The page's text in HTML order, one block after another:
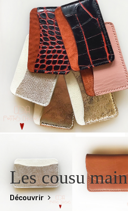
Les cousu main
Découvrir